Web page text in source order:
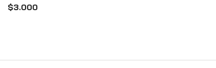
$3.000